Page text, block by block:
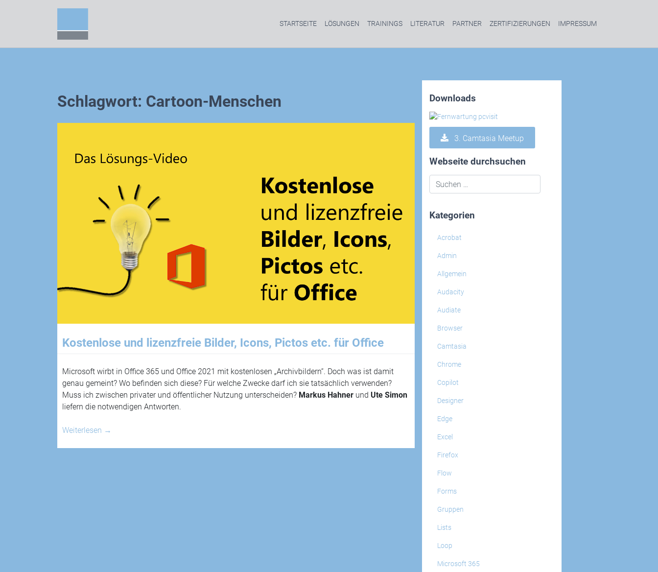
STARTSEITE LÖSUNGEN TRAININGS LITERATUR PARTNER ZERTIFIZIERUNGEN IMPRESSUM
Schlagwort: Cartoon-Menschen
Kostenlose und lizenzfreie Bilder, Icons, Pictos etc. für Office
Microsoft wirbt in Office 365 und Office 2021 mit kostenlosen „Archivbildern“. Doch was ist damit
genau gemeint? Wo befinden sich diese? Für welche Zwecke darf ich sie tatsächlich verwenden?
Muss ich zwischen privater und öffentlicher Nutzung unterscheiden? Markus Hahner und Ute Simon
liefern die notwendigen Antworten.
Weiterlesen →
Downloads
3. Camtasia Meetup
Webseite durchsuchen
Kategorien
Acrobat
Admin
Allgemein
Audacity
Audiate
Browser
Camtasia
Chrome
Copilot
Designer
Edge
Excel
Firefox
Flow
Forms
Gruppen
Lists
Loop
Microsoft 365